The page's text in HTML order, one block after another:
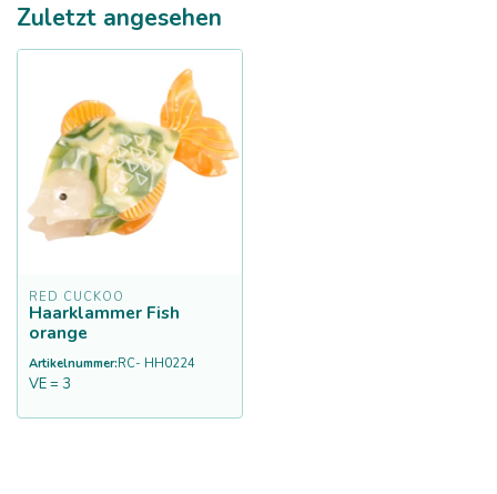
Zuletzt angesehen
RED CUCKOO
Haarklammer Fish
orange
Artikelnummer:RC- HH0224
VE = 3